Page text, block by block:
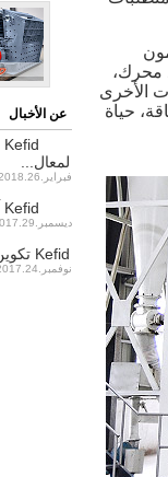
محرك،
الأخرى
حياة
عن الأخبال
لمعال...
فبراير.2018.26
ديسمبر.2017.29
Kefid تكوين خط إنتاج الحصى من ...
نوفمبر.2017.24